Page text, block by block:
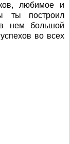
любимое и
ты построил
нем большой
во всех